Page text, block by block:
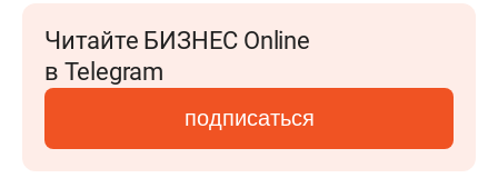
Читайте БИЗНЕС Online
в Telegram
подписаться